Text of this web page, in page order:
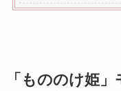
「もののけ姫